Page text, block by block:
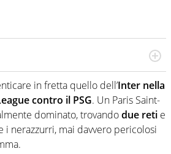
redattore, divulgatore. E' una
del sito: racconta in immagini un
pochi altri
in fretta quello dell’Inter nella
contro il PSG. Un Paris Saint-
dominato, trovandodue reti e
i nerazzurri, mai davvero pericolosi